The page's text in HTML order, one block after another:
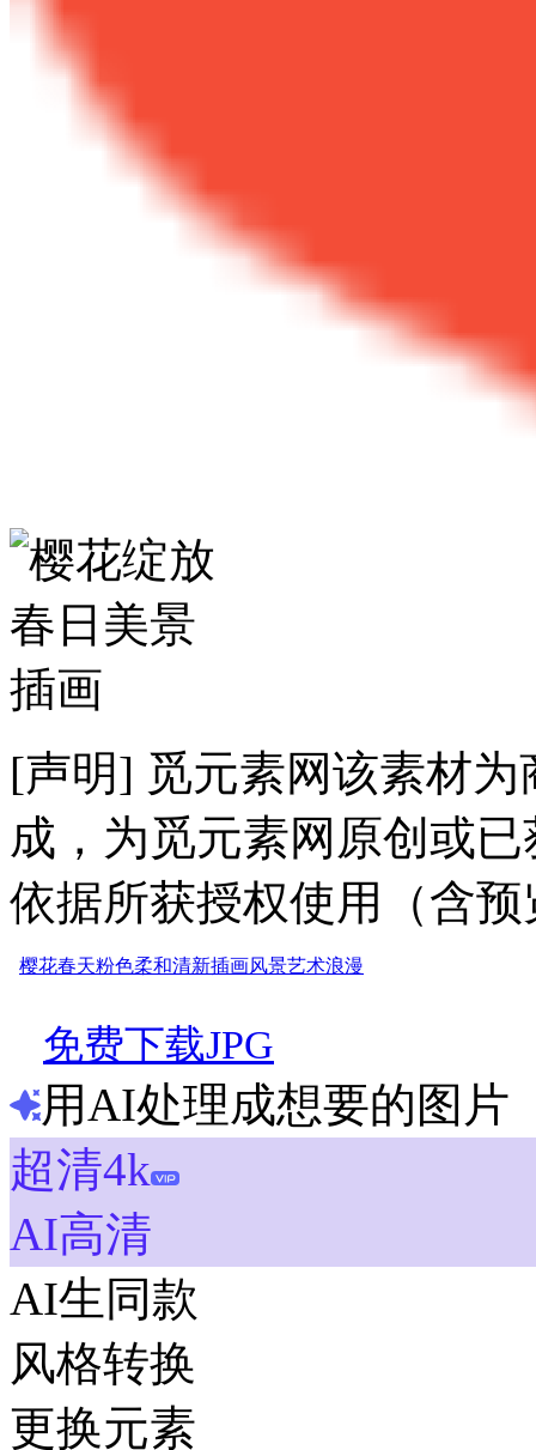
[声明] 觅元素网该素材
成，为觅元素网原创或
依据所获授权使用（含
樱花春天粉色柔和清新插画风景艺术浪漫
免费下载JPG
用AI处理成想要的图片
超清4k
AI高清
AI生同款
风格转换
更换元素